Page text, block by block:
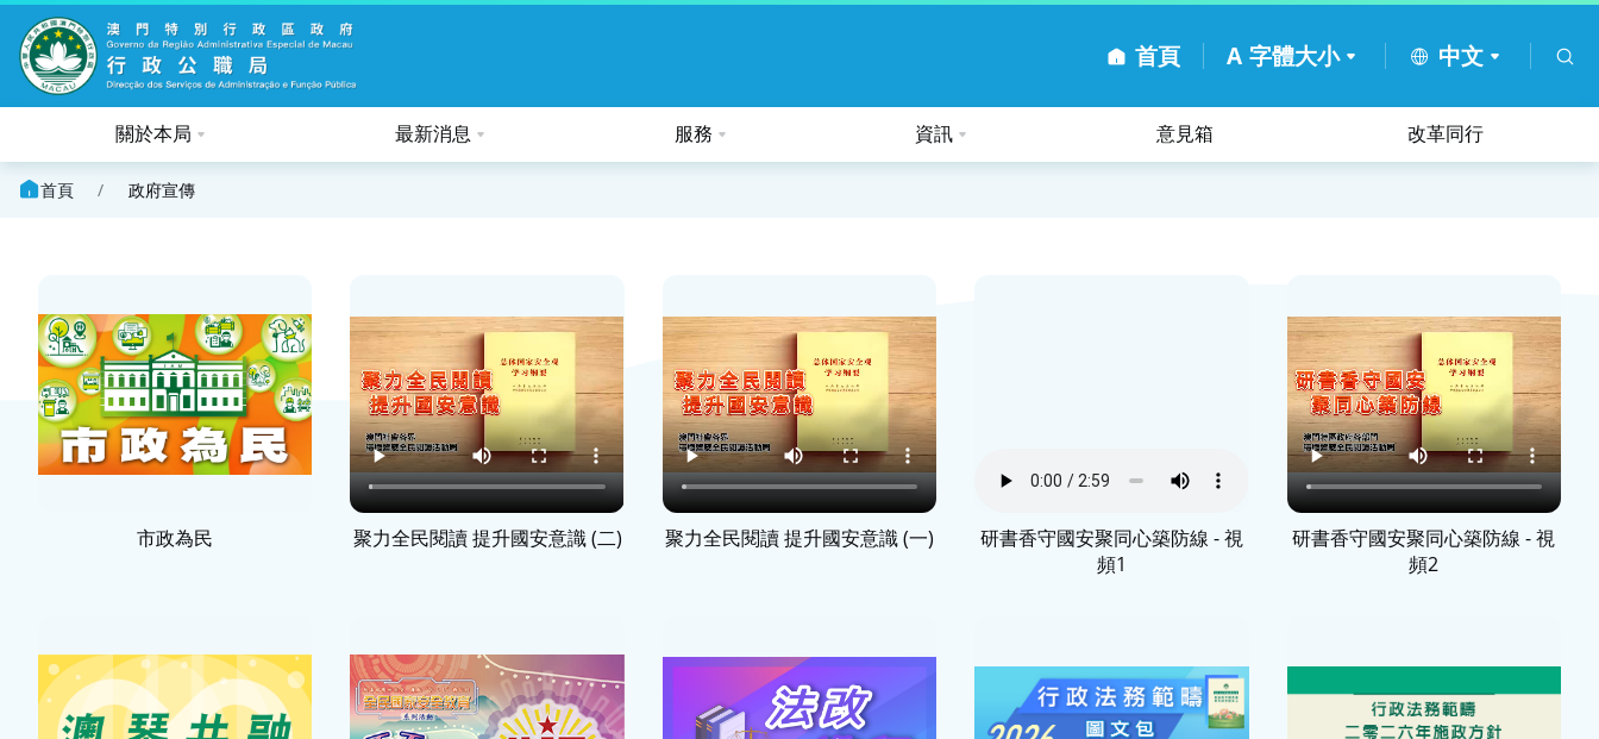
首頁 A 字體大小 中文
關於本局 最新消息 服務 資訊 意見箱 改革同行
首頁 / 政府宣傳
市政為民 聚力全民閱讀 提升國安意識 (二) 聚力全民閱讀 提升國安意識 (一)
研書香守國安聚同心築防線 - 視
頻1
研書香守國安聚同心築防線 - 視
頻2